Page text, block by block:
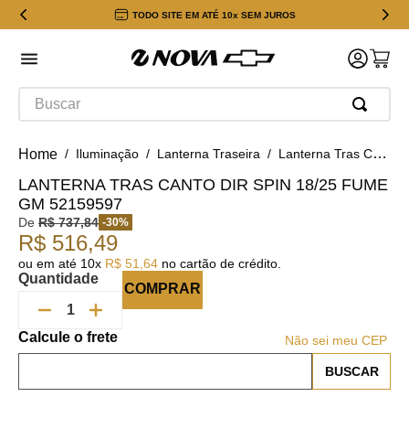
TODO SITE EM ATÉ 10x SEM JUROS
Buscar
Iluminação Lanterna Traseira Lanterna Tras Canto Dir Spin 18/25 Fume GM 52159597
LANTERNA TRAS CANTO DIR SPIN 18/25 FUME
GM 52159597
De R$ 737,84 -30%
R$ 516,49
ou em até 10x R$ 51 64 no cartão de crédito.
Quantidade
COMPRAR
Não sei meu CEP